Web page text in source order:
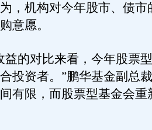
机构对今年股市、债市
意愿。
的对比来看，今年股票
投资者。”鹏华基金副总
有限，而股票型基金会重